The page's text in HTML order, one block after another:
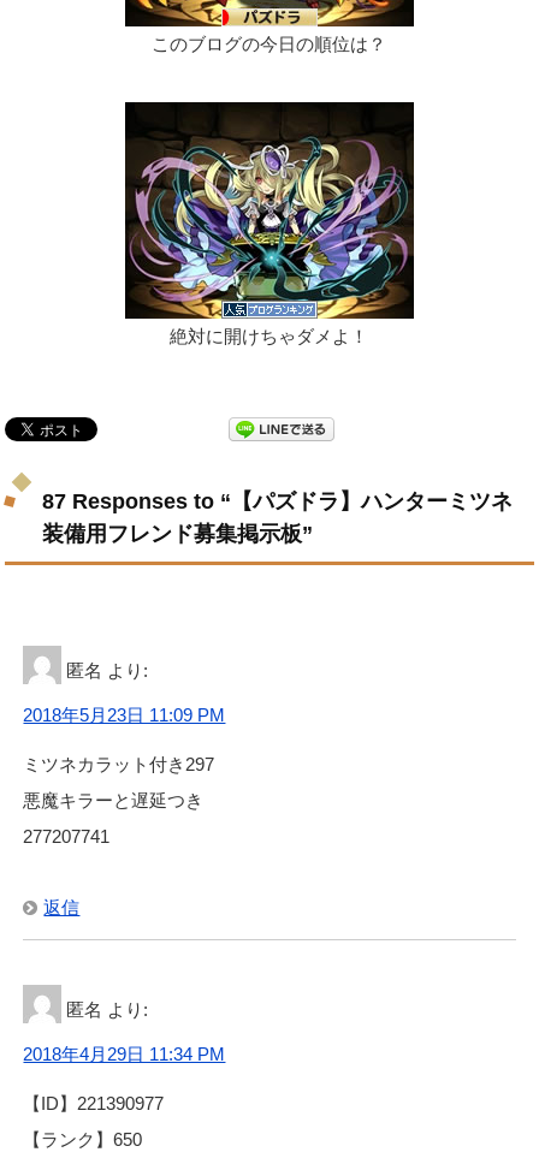
このブログの今日の順位は？
絶対に開けちゃダメよ！
87 Responses to “【パズドラ】ハンターミツネ
装備用フレンド募集掲示板”
匿名 より:
2018年5月23日 11:09 PM
ミツネカラット付き297
悪魔キラーと遅延つき
277207741
返信
匿名 より:
2018年4月29日 11:34 PM
【ID】221390977
【ランク】650